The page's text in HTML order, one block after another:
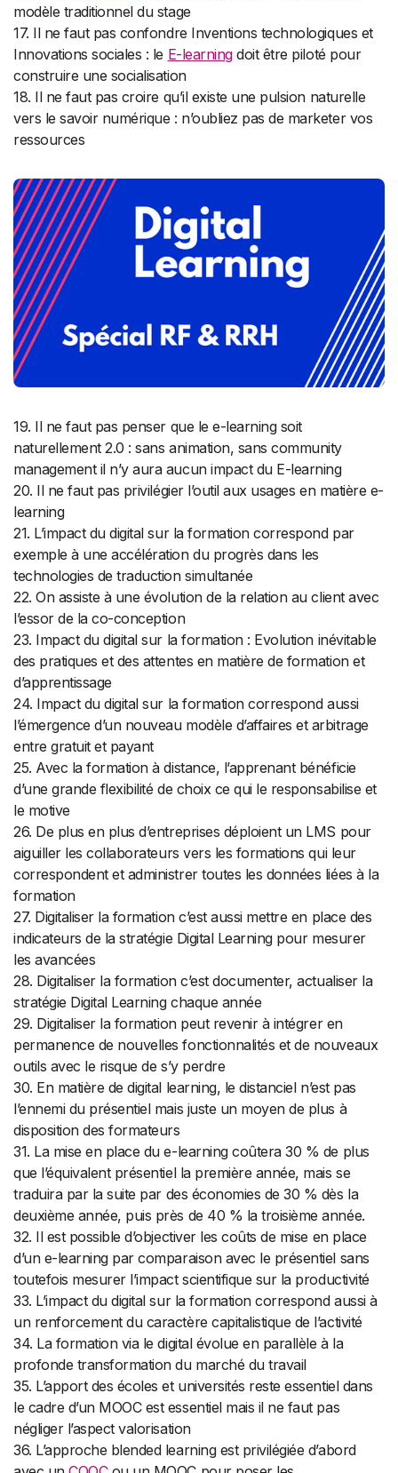
modèle traditionnel du stage
17. Il ne faut pas confondre Inventions technologiques et
Innovations sociales : le E-learningdoit être piloté pour
construire une socialisation
18. Il ne faut pas croire qu’il existe une pulsion naturelle
vers le savoir numérique : n’oubliez pas de marketer vos
ressources
19. Il ne faut pas penser que le e-learning soit
naturellement 2.0 : sans animation, sans community
management il n’y aura aucun impact du E-learning
20. Il ne faut pas privilégier l’outil aux usages en matière e-
learning
21. L’impact du digital sur la formation correspond par
exemple à une accélération du progrès dans les
technologies de traduction simultanée
22. On assiste à une évolution de la relation au client avec
l’essor de la co-conception
23. Impact du digital sur la formation : Evolution inévitable
des pratiques et des attentes en matière de formation et
d’apprentissage
24. Impact du digital sur la formation correspond aussi
l’émergence d’un nouveau modèle d’affaires et arbitrage
entre gratuit et payant
25. Avec la formation à distance, l’apprenant bénéficie
d’une grande flexibilité de choix ce qui le responsabilise et
le motive
26. De plus en plus d’entreprises déploient un LMS pour
aiguiller les collaborateurs vers les formations qui leur
correspondent et administrer toutes les données liées à la
formation
27. Digitaliser la formation c’est aussi mettre en place des
indicateurs de la stratégie Digital Learning pour mesurer
les avancées
28. Digitaliser la formation c’est documenter, actualiser la
stratégie Digital Learning chaque année
29. Digitaliser la formation peut revenir à intégrer en
permanence de nouvelles fonctionnalités et de nouveaux
outils avec le risque de s’y perdre
30. En matière de digital learning, le distanciel n’est pas
l’ennemi du présentiel mais juste un moyen de plus à
disposition des formateurs
31. La mise en place du e-learning coûtera 30 % de plus
que l’équivalent présentiel la première année, mais se
traduira par la suite par des économies de 30 % dès la
deuxième année, puis près de 40 % la troisième année.
32. Il est possible d’objectiver les coûts de mise en place
d’un e-learning par comparaison avec le présentiel sans
toutefois mesurer l’impact scientifique sur la productivité
33. L’impact du digital sur la formation correspond aussi à
un renforcement du caractère capitalistique de l’activité
34. La formation via le digital évolue en parallèle à la
profonde transformation du marché du travail
35. L’apport des écoles et universités reste essentiel dans
le cadre d’un MOOC est essentiel mais il ne faut pas
négliger l’aspect valorisation
36. L’approche blended learning est privilégiée d’abord